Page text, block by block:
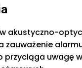
akustyczno-
zauważenie
przyciąga uwagę